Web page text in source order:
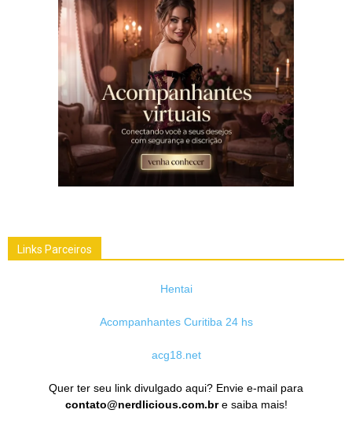
Links Parceiros
Hentai
Acompanhantes Curitiba 24 hs
acg18.net
Quer ter seu link divulgado aqui? Envie e-mail para
contato@nerdlicious.com.bre saiba mais!